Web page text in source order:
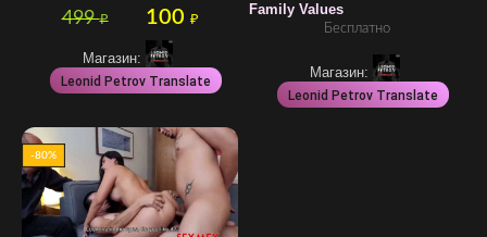
499₽ 100 ₽
Магазин:
Leonid Petrov Translate
Family Values
Бесплатно
Магазин:
Leonid Petrov Translate
-80%